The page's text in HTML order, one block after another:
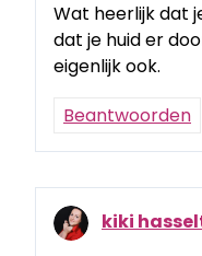
Wat heerlijk dat
dat je huid er
eigenlijk ook.
Beantwoorden
kiki